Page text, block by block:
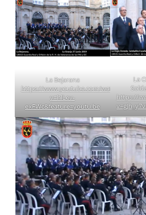
La Bejarana
https://www.youtube.com/watch?
v=hlLev-
exFWc&feature=youtu.be
La
https://